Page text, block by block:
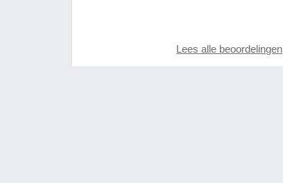
Lees alle beoordelingen